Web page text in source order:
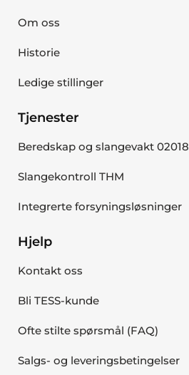
Om oss
Historie
Ledige stillinger
Tjenester
Beredskap og slangevakt 02018
Slangekontroll THM
Integrerte forsyningsløsninger
Hjelp
Kontakt oss
Bli TESS-kunde
Ofte stilte spørsmål (FAQ)
Salgs- og leveringsbetingelser